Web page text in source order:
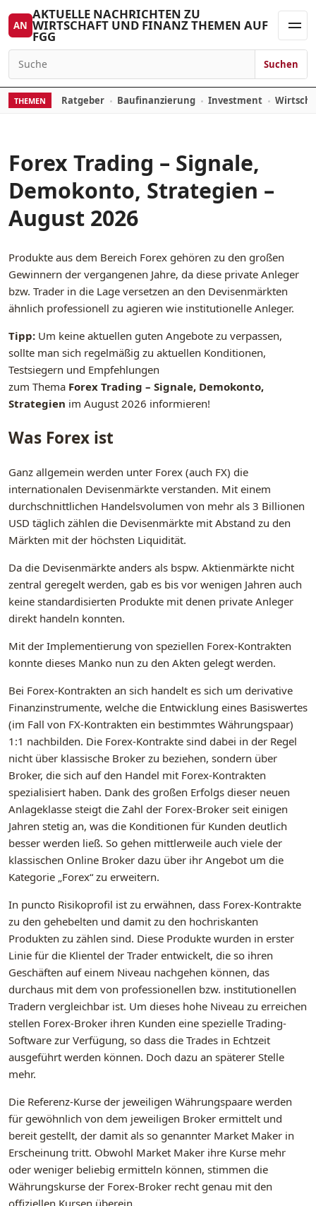
Zum Inhalt springen
AN
AKTUELLE NACHRICHTEN ZU
WIRTSCHAFT UND FINANZ THEMEN AUF
FGG
Suchen nach:
Suchen
THEMEN Ratgeber Baufinanzierung Investment
Forex Trading – Signale,
Demokonto, Strategien –
August 2026
Produkte aus dem Bereich Forex gehören zu den großen
Gewinnern der vergangenen Jahre, da diese private Anleger
bzw. Trader in die Lage versetzen an den Devisenmärkten
ähnlich professionell zu agieren wie institutionelle Anleger.
Tipp: Um keine aktuellen guten Angebote zu verpassen,
sollte man sich regelmäßig zu aktuellen Konditionen,
Testsiegern und Empfehlungen
zum Thema Forex Trading – Signale, Demokonto,
Strategien im August 2026 informieren!
Was Forex ist
Ganz allgemein werden unter Forex (auch FX) die
internationalen Devisenmärkte verstanden. Mit einem
durchschnittlichen Handelsvolumen von mehr als 3 Billionen
USD täglich zählen die Devisenmärkte mit Abstand zu den
Märkten mit der höchsten Liquidität.
Da die Devisenmärkte anders als bspw. Aktienmärkte nicht
zentral geregelt werden, gab es bis vor wenigen Jahren auch
keine standardisierten Produkte mit denen private Anleger
direkt handeln konnten.
Mit der Implementierung von speziellen Forex-Kontrakten
konnte dieses Manko nun zu den Akten gelegt werden.
Bei Forex-Kontrakten an sich handelt es sich um derivative
Finanzinstrumente, welche die Entwicklung eines Basiswertes
(im Fall von FX-Kontrakten ein bestimmtes Währungspaar)
1:1 nachbilden. Die Forex-Kontrakte sind dabei in der Regel
nicht über klassische Broker zu beziehen, sondern über
Broker, die sich auf den Handel mit Forex-Kontrakten
spezialisiert haben. Dank des großen Erfolgs dieser neuen
Anlageklasse steigt die Zahl der Forex-Broker seit einigen
Jahren stetig an, was die Konditionen für Kunden deutlich
besser werden ließ. So gehen mittlerweile auch viele der
klassischen Online Broker dazu über ihr Angebot um die
Kategorie „Forex“ zu erweitern.
In puncto Risikoprofil ist zu erwähnen, dass Forex-Kontrakte
zu den gehebelten und damit zu den hochriskanten
Produkten zu zählen sind. Diese Produkte wurden in erster
Linie für die Klientel der Trader entwickelt, die so ihren
Geschäften auf einem Niveau nachgehen können, das
durchaus mit dem von professionellen bzw. institutionellen
Tradern vergleichbar ist. Um dieses hohe Niveau zu erreichen
stellen Forex-Broker ihren Kunden eine spezielle Trading-
Software zur Verfügung, so dass die Trades in Echtzeit
ausgeführt werden können. Doch dazu an späterer Stelle
mehr.
Die Referenz-Kurse der jeweiligen Währungspaare werden
für gewöhnlich von dem jeweiligen Broker ermittelt und
bereit gestellt, der damit als so genannter Market Maker in
Erscheinung tritt. Obwohl Market Maker ihre Kurse mehr
oder weniger beliebig ermitteln können, stimmen die
Währungskurse der Forex-Broker recht genau mit den